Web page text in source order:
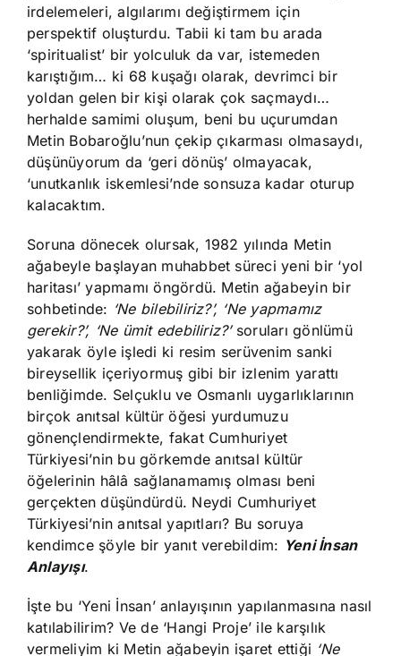
irdelemeleri, algılarımı değiştirmem için
perspektif oluşturdu. Tabii ki tam bu arada
‘spiritualist’ bir yolculuk da var, istemeden
karıştığım… ki 68 kuşağı olarak, devrimci bir
yoldan gelen bir kişi olarak çok saçmaydı…
herhalde samimi oluşum, beni bu uçurumdan
Metin Bobaroğlu’nun çekip çıkarması olmasaydı,
düşünüyorum da ‘geri dönüş’ olmayacak,
‘unutkanlık iskemlesi’nde sonsuza kadar oturup
kalacaktım.
Soruna dönecek olursak, 1982 yılında Metin
ağabeyle başlayan muhabbet süreci yeni bir ‘yol
haritası’ yapmamı öngördü. Metin ağabeyin bir
sohbetinde: ‘Ne bilebiliriz?’, ‘Ne yapmamız
gerekir?’, ‘Ne ümit edebiliriz?’soruları gönlümü
yakarak öyle işledi ki resim serüvenim sanki
bireysellik içeriyormuş gibi bir izlenim yarattı
benliğimde. Selçuklu ve Osmanlı uygarlıklarının
birçok anıtsal kültür öğesi yurdumuzu
gönençlendirmekte, fakat Cumhuriyet
Türkiyesi’nin bu görkemde anıtsal kültür
öğelerinin hâlâ sağlanamamış olması beni
gerçekten düşündürdü. Neydi Cumhuriyet
Türkiyesi’nin anıtsal yapıtları? Bu soruya
kendimce şöyle bir yanıt verebildim: Yeni İnsan
Anlayışı.
İşte bu ‘Yeni İnsan’ anlayışının yapılanmasına nasıl
katılabilirim? Ve de ‘Hangi Proje’ ile karşılık
vermeliyim ki Metin ağabeyin işaret ettiği ‘Ne